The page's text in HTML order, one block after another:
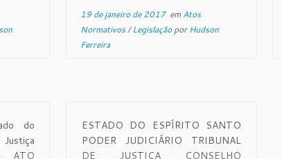
19 de janeiro de 2017em Atos
Normativos/LegislaçãoporHudson
Ferreira
do
ATO
ESTADO DO ESPÍRITO SANTO
PODER JUDICIÁRIO TRIBUNAL
DE JUSTIÇA CONSELHO